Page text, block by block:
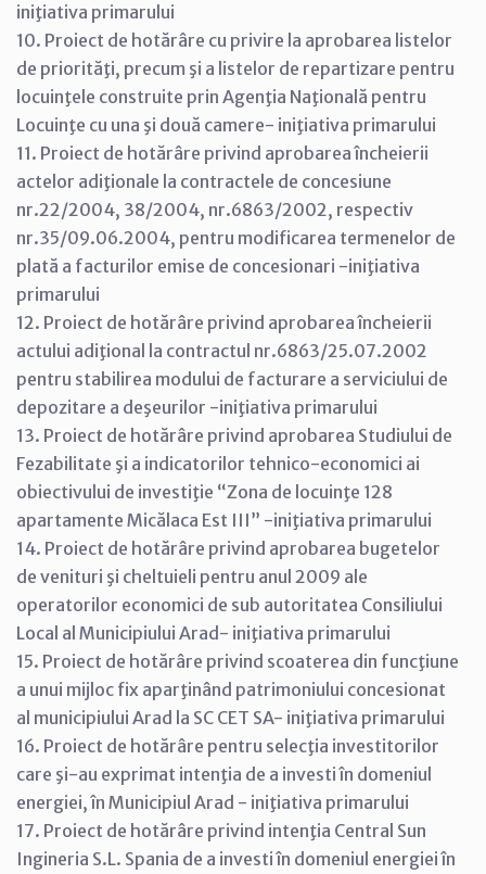
iniţiativa primarului
10. Proiect de hotărâre cu privire la aprobarea listelor
de priorităţi, precum şi a listelor de repartizare pentru
locuinţele construite prin Agenţia Naţională pentru
Locuinţe cu una şi două camere- iniţiativa primarului
11. Proiect de hotărâre privind aprobarea încheierii
actelor adiţionale la contractele de concesiune
nr.22/2004, 38/2004, nr.6863/2002, respectiv
nr.35/09.06.2004, pentru modificarea termenelor de
plată a facturilor emise de concesionari -iniţiativa
primarului
12. Proiect de hotărâre privind aprobarea încheierii
actului adiţional la contractul nr.6863/25.07.2002
pentru stabilirea modului de facturare a serviciului de
depozitare a deşeurilor -iniţiativa primarului
13. Proiect de hotărâre privind aprobarea Studiului de
Fezabilitate şi a indicatorilor tehnico-economici ai
obiectivului de investiţie “Zona de locuinţe 128
apartamente Micălaca Est III” -iniţiativa primarului
14. Proiect de hotărâre privind aprobarea bugetelor
de venituri şi cheltuieli pentru anul 2009 ale
operatorilor economici de sub autoritatea Consiliului
Local al Municipiului Arad- iniţiativa primarului
15. Proiect de hotărâre privind scoaterea din funcţiune
a unui mijloc fix aparţinând patrimoniului concesionat
al municipiului Arad la SC CET SA- iniţiativa primarului
16. Proiect de hotărâre pentru selecţia investitorilor
care şi-au exprimat intenţia de a investi în domeniul
energiei, în Municipiul Arad - iniţiativa primarului
17. Proiect de hotărâre privind intenţia Central Sun
Ingineria S.L. Spania de a investi în domeniul energiei în